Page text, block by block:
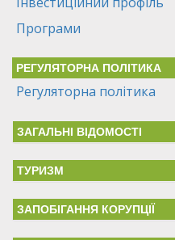
Програми
РЕГУЛЯТОРНА ПОЛІТИКА
Регуляторна політика
ЗАГАЛЬНІ ВІДОМОСТІ
ТУРИЗМ
ЗАПОБІГАННЯ КОРУПЦІЇ